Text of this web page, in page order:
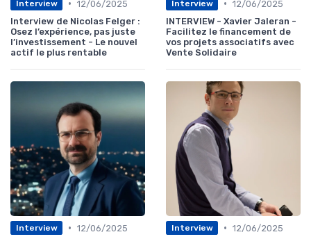
Interview • 12/06/2025
Interview de Nicolas Felger :
Osez l’expérience, pas juste
l’investissement - Le nouvel
actif le plus rentable
Interview • 12/06/2025
INTERVIEW - Xavier Jaleran -
Facilitez le financement de
vos projets associatifs avec
Vente Solidaire
Interview • 12/06/2025
Interview • 12/06/2025